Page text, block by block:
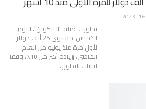
تجاوزت عملة "البيتكوين"، اليوم
الخميس، مستوى 25 ألف دولار
لأول مرة منذ يونيو من العام
الماضي، بزيادة أكثر من 10%، وفقا
لبيانات التداول.